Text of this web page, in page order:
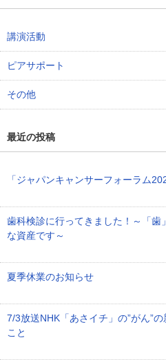
講演活動
ピアサポート
その他
最近の投稿
「ジャパンキャンサーフォーラム
歯科検診に行ってきました！～「歯
な資産です～
夏季休業のお知らせ
7/3放送NHK「あさイチ」の”がん”
こと